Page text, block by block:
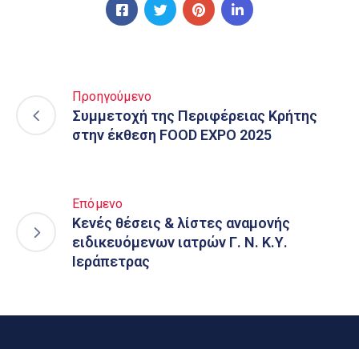
Προηγούμενο
Συμμετοχή της Περιφέρειας Κρήτης
στην έκθεση FOOD EXPO 2025
Επόμενο
Κενές θέσεις & λίστες αναμονής
ειδικευόμενων ιατρών Γ. Ν. Κ.Υ.
Ιεράπετρας